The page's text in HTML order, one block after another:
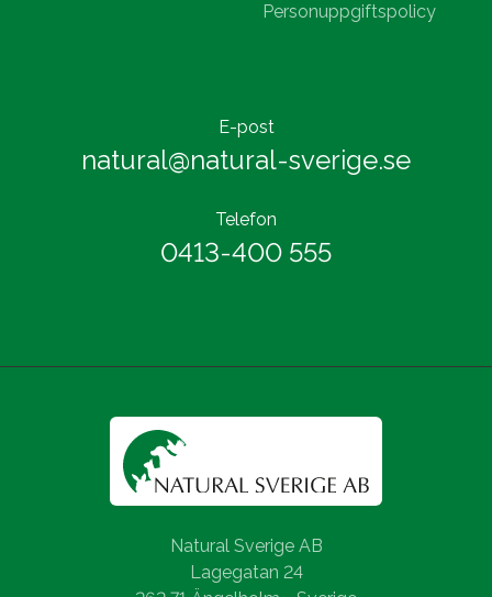
Personuppgiftspolicy
E-post
natural@natural-sverige.se
Telefon
0413-400 555
Natural Sverige AB
Lagegatan 24